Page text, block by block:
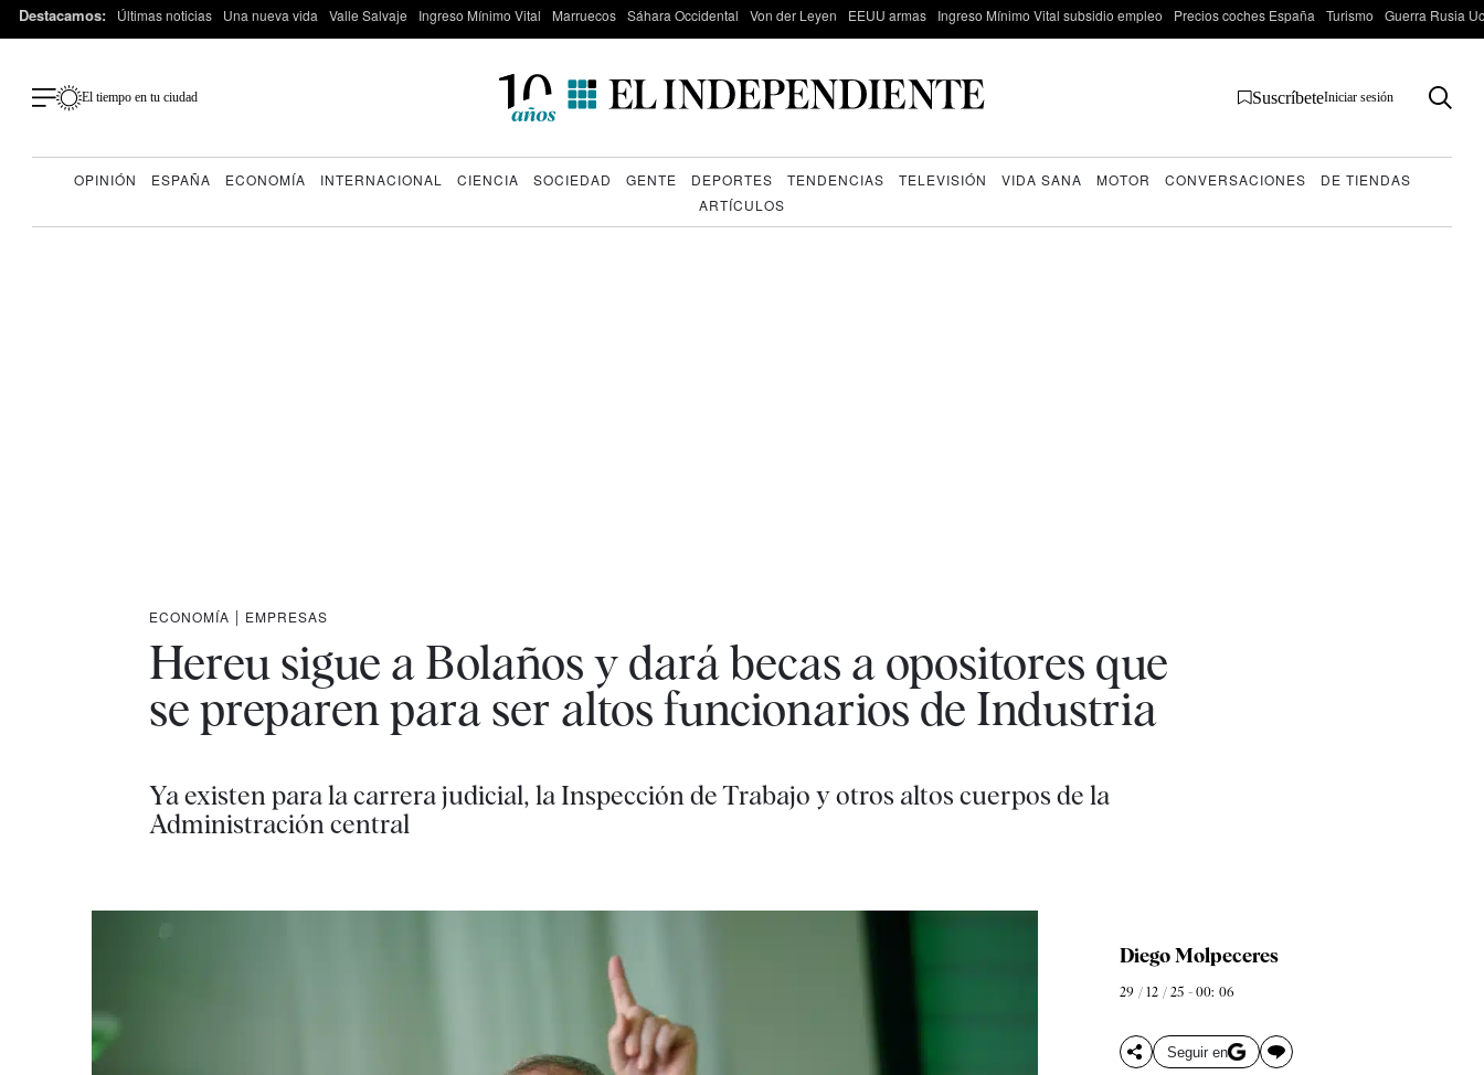
Destacamos: Últimas noticias Una nueva vida Valle Salvaje Ingreso Mínimo Vital Marruecos Sáhara Occidental Von der Leyen EEUU armas Ingreso Mínimo Vital subsidio empleo Precios coches España Turismo Guerra Rusia
El tiempo en tu ciudad SuscríbeteIniciar sesión
OPINIÓN ESPAÑA ECONOMÍA INTERNACIONAL CIENCIA SOCIEDAD GENTE DEPORTES TENDENCIAS TELEVISIÓN VIDA SANA MOTOR CONVERSACIONES
DE TIENDAS
ARTÍCULOS
ECONOMÍA | EMPRESAS
Hereu sigue a Bolaños y dará becas a opositores que
se preparen para ser altos funcionarios de Industria
Ya existen para la carrera judicial, la Inspección de Trabajo y otros altos cuerpos de la
Administración central
Diego Molpeceres
29 / 12 / 25 - 00: 06
Seguir en